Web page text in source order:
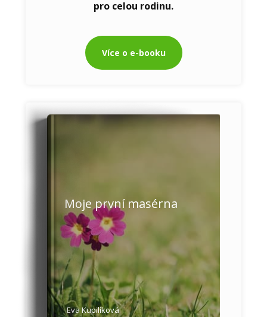
pro celou rodinu.
Více o e-booku
Moje první masérna
Eva Kupilíková